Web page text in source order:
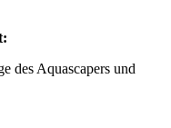
des Aquascapers und